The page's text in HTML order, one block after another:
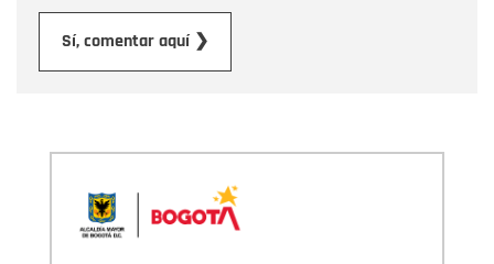
Sí, comentar aquí ❯